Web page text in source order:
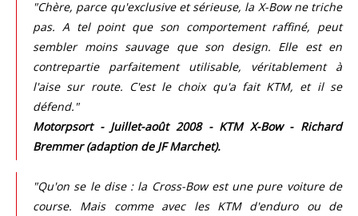
"Chère, parce qu'exclusive et sérieuse, la X-Bow ne triche
pas. A tel point que son comportement raffiné, peut
sembler moins sauvage que son design. Elle est en
contrepartie parfaitement utilisable, véritablement à
l'aise sur route. C'est le choix qu'a fait KTM, et il se
défend."
Motorpsort - Juillet-août 2008 - KTM X-Bow - Richard
Bremmer (adaption de JF Marchet).
"Qu'on se le dise : la Cross-Bow est une pure voiture de
course. Mais comme avec les KTM d'enduro ou de